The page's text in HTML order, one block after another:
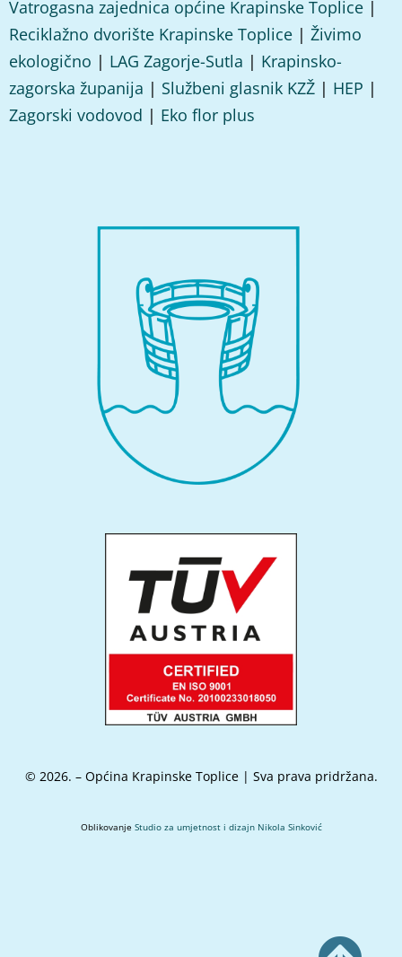
Vatrogasna zajednica općine Krapinske Toplice |
Reciklažno dvorište Krapinske Toplice | Živimo
ekologično | LAG Zagorje-Sutla | Krapinsko-
zagorska županija | Službeni glasnik KZŽ | HEP |
Zagorski vodovod | Eko flor plus
© 2026. – Općina Krapinske Toplice | Sva prava pridržana.
Oblikovanje Studio za umjetnost i dizajn Nikola Sinković